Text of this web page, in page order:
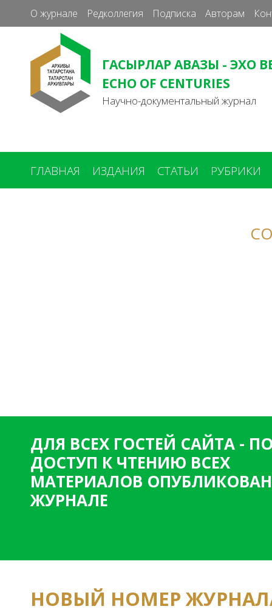
О журнале Редколлегия Подписка Авторам
ГАСЫРЛАР АВАЗЫ - ЭХО
ECHO OF CENTURIES
Научно-документальный журнал
ГЛАВНАЯ ИЗДАНИЯ СТАТЬИ РУБРИКИ
ДЛЯ ВСЕХ ГОСТЕЙ САЙТА -
ДОСТУП К ЧТЕНИЮ ВСЕХ
МАТЕРИАЛОВ
ЖУРНАЛЕ
НОВЫЙ НОМЕР